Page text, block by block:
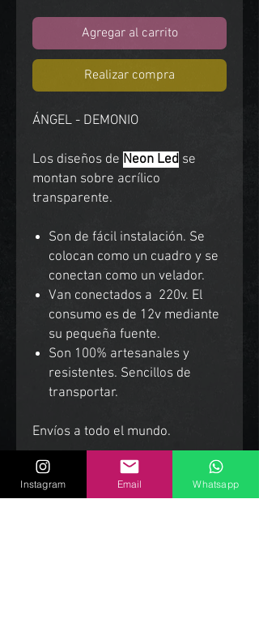
Agregar al carrito
Realizar compra
ÁNGEL - DEMONIO
Los diseños de Neon Led se
montan sobre acrílico
transparente.
Son de fácil instalación. Se
colocan como un cuadro y se
conectan como un velador.
Van conectados a 220v. El
consumo es de 12v mediante
su pequeña fuente.
Son 100% artesanales y
resistentes. Sencillos de
transportar.
Envíos a todo el mundo.
Instagram Email Whatsapp